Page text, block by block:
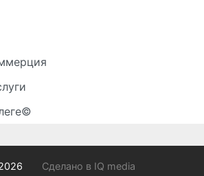
Сделано в IQ media